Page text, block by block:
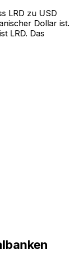
LRD zu USD
Dollar ist.
LRD. Das